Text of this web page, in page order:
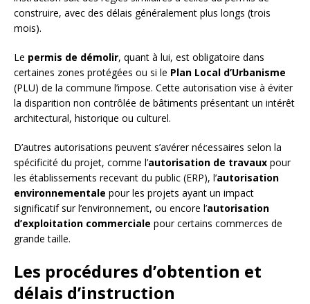
construire, avec des délais généralement plus longs (trois
mois).
Le permis de démolir, quant à lui, est obligatoire dans
certaines zones protégées ou si le Plan Local d’Urbanisme
(PLU) de la commune l’impose. Cette autorisation vise à éviter
la disparition non contrôlée de bâtiments présentant un intérêt
architectural, historique ou culturel.
D’autres autorisations peuvent s’avérer nécessaires selon la
spécificité du projet, comme l’autorisation de travaux pour
les établissements recevant du public (ERP), l’autorisation
environnementale pour les projets ayant un impact
significatif sur l’environnement, ou encore l’autorisation
d’exploitation commerciale pour certains commerces de
grande taille.
Les procédures d’obtention et
délais d’instruction